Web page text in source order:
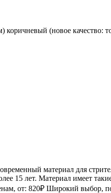
материал для
15 лет. Материал имеет
от: 820₽ Широкий выбор,